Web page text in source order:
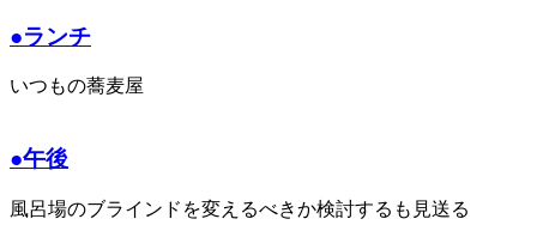
●ランチ
いつもの蕎麦屋
●午後
風呂場のブラインドを変えるべきか検討するも見送る